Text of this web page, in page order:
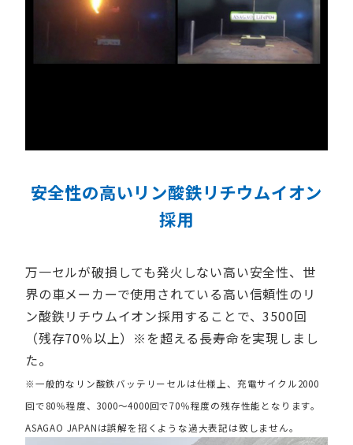
安全性の高いリン酸鉄リチウムイオン
採用
万一セルが破損しても発火しない高い安全性、世
界の車メーカーで使用されている高い信頼性のリ
ン酸鉄リチウムイオン採用することで、3500回
（残存70％以上）※を超える長寿命を実現しまし
た。
※一般的なリン酸鉄バッテリーセルは仕様上、充電サイクル2000
回で80％程度、3000〜4000回で70％程度の残存性能となります。
ASAGAO JAPANは誤解を招くような過大表記は致しません。